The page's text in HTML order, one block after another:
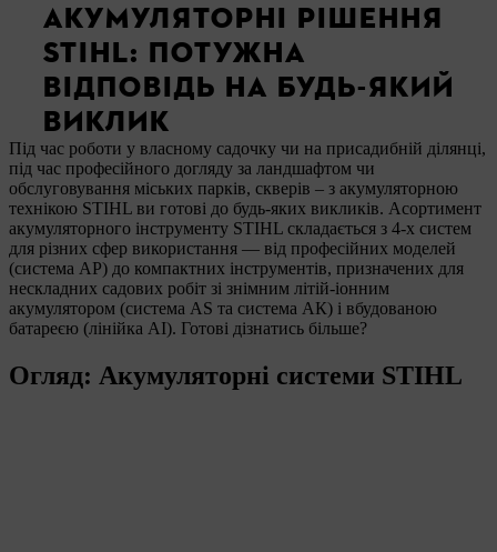
АКУМУЛЯТОРНІ РІШЕННЯ
STIHL: ПОТУЖНА
ВІДПОВІДЬ НА БУДЬ-ЯКИЙ
ВИКЛИК
Під час роботи у власному садочку чи на присадибній ділянці,
під час професійного догляду за ландшафтом чи
обслуговування міських парків, скверів – з акумуляторною
технікою STIHL ви готові до будь-яких викликів. Асортимент
акумуляторного інструменту STIHL складається з 4-х систем
для різних сфер використання — від професійних моделей
(система АР) до компактних інструментів, призначених для
нескладних садових робіт зі знімним літій-іонним
акумулятором (система AS та система АК) і вбудованою
батареєю (лінійка АІ). Готові дізнатись більше?
Огляд: Акумуляторні системи STIHL